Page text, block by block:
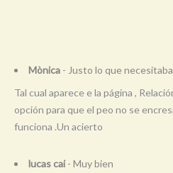
Mònica - Justo lo que necesitaba
Tal cual aparece e la página ,
opción para que el peo no se
funciona .Un acierto
lucas cai - Muy bien